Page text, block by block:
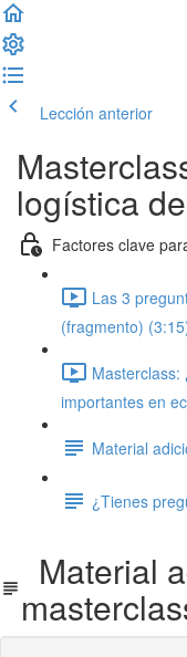
Lección anterior
logística
Factores clave
Las 3
(fragmento)
Masterclass:
importantes en
Material
¿Tienes
Material